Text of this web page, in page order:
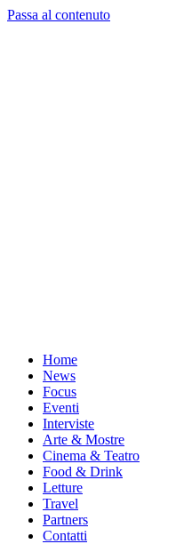
Passa al contenuto
Home
News
Focus
Eventi
Interviste
Arte & Mostre
Cinema & Teatro
Food & Drink
Letture
Travel
Partners
Contatti